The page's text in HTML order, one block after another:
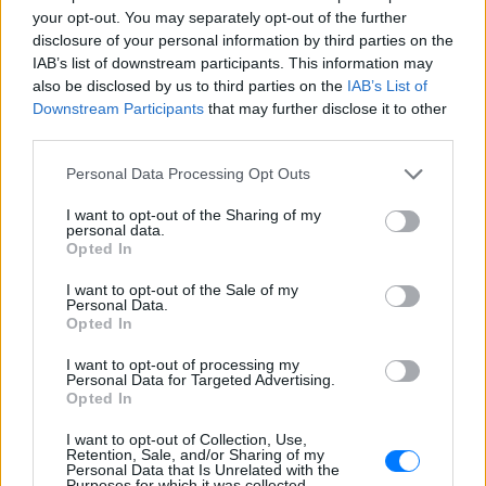
your opt-out. You may separately opt-out of the further
disclosure of your personal information by third parties on the
IAB’s list of downstream participants. This information may
also be disclosed by us to third parties on the IAB’s List of
Downstream Participants that may further disclose it to other
Personal Data Processing Opt Outs
I want to opt-out of the Sharing of my
personal data.
Opted In
I want to opt-out of the Sale of my
Personal Data.
Opted In
I want to opt-out of processing my
Personal Data for Targeted Advertising.
Opted In
I want to opt-out of Collection, Use,
Retention, Sale, and/or Sharing of my
Personal Data that Is Unrelated with the
ΔΕΙΤΕ ΕΠΙΣΗΣ
ΣΤΗΝ ΙΔΙΑ ΚΑΤΗΓΟΡΙΑ
πρώτη φορά μετά από 4 χρόνια
– Η απίθανη μεταμόρφωσή της
ΠΡΙΝ 10 ΏΡΕΣ
Ενώ φρόντιζε όλους τους άλλους...